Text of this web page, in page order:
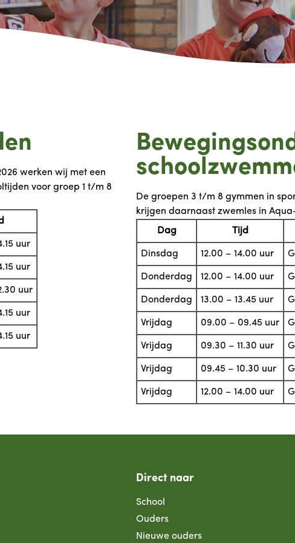
werken wij met een
voor groep 1 t/m 8
uur
uur
uur
uur
uur
De groepen 3 t/m 8 gymmen in
krijgen daarnaast zwemles in
Dag
Tijd
Dinsdag 12.00 – 14.00 uur
Donderdag 12.00 – 14.00 uur
Donderdag 13.00 – 13.45 uur
Vrijdag 09.00 – 09.45 uur
Vrijdag 09.30 – 11.30 uur
Vrijdag 09.45 – 10.30 uur
Vrijdag 12.00 – 14.00 uur
Direct naar
School
Ouders
Nieuwe ouders